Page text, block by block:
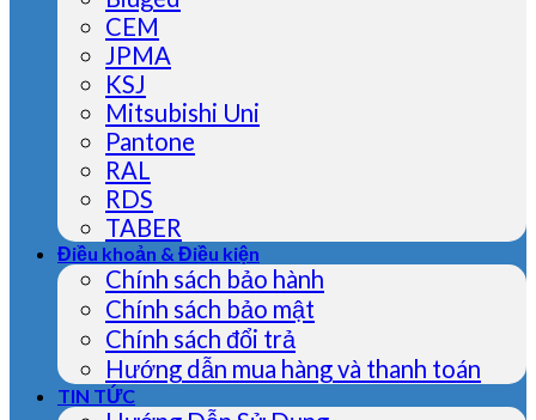
CEM
JPMA
KSJ
Mitsubishi Uni
Pantone
RAL
RDS
TABER
Điều khoản & Điều kiện
Chính sách bảo hành
Chính sách bảo mật
Chính sách đổi trả
Hướng dẫn mua hàng và thanh toán
TIN TỨC